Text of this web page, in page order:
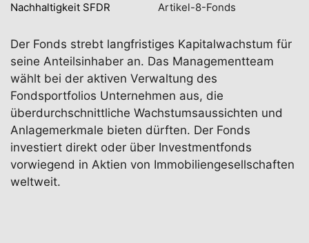
Nachhaltigkeit SFDR
Artikel-8-Fonds
Der Fonds strebt langfristiges Kapitalwachstum für
seine Anteilsinhaber an. Das Managementteam
wählt bei der aktiven Verwaltung des
Fondsportfolios Unternehmen aus, die
überdurchschnittliche Wachstumsaussichten und
Anlagemerkmale bieten dürften. Der Fonds
investiert direkt oder über Investmentfonds
vorwiegend in Aktien von Immobiliengesellschaften
weltweit.